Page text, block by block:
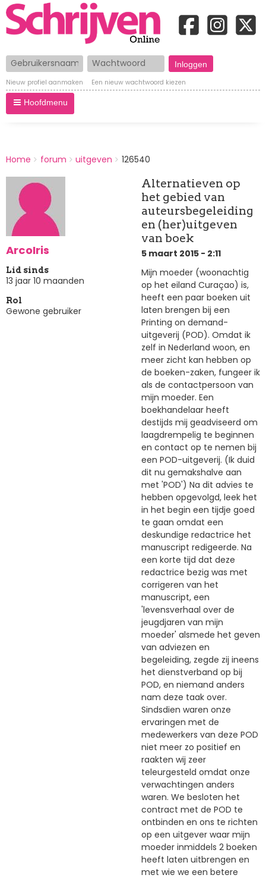
Gebruikersnaam Wachtwoord
Nieuw profiel aanmaken Een nieuw wachtwoord kiezen
Hoofdmenu
BREADCRUMBS
You
here:
Home forum uitgeven 126540
ArcoIris
Lid sinds
13 jaar 10 maanden
Rol
Gewone gebruiker
Alternatieven op
het gebied van
auteursbegeleiding
en (her)uitgeven
van boek
5 maart 2015 - 2:11
Mijn moeder (woonachtig
op het eiland Curaçao) is,
heeft een paar boeken uit
laten brengen bij een
Printing on demand-
uitgeverij (POD). Omdat ik
zelf in Nederland woon, en
meer zicht kan hebben op
de boeken-zaken, fungeer ik
als de contactpersoon van
mijn moeder. Een
boekhandelaar heeft
destijds mij geadviseerd om
laagdrempelig te beginnen
en contact op te nemen bij
een POD-uitgeverij. (Ik duid
dit nu gemakshalve aan
met 'POD') Na dit advies te
hebben opgevolgd, leek het
in het begin een tijdje goed
te gaan omdat een
deskundige redactrice het
manuscript redigeerde. Na
een korte tijd dat deze
redactrice bezig was met
corrigeren van het
manuscript, een
'levensverhaal over de
jeugdjaren van mijn
moeder' alsmede het geven
van adviezen en
begeleiding, zegde zij ineens
het dienstverband op bij
POD, en niemand anders
nam deze taak over.
Sindsdien waren onze
ervaringen met de
medewerkers van deze POD
niet meer zo positief en
raakten wij zeer
teleurgesteld omdat onze
verwachtingen anders
waren. We besloten het
contract met de POD te
ontbinden en ons te richten
op een uitgever waar mijn
moeder inmiddels 2 boeken
heeft laten uitbrengen en
met wie we een betere